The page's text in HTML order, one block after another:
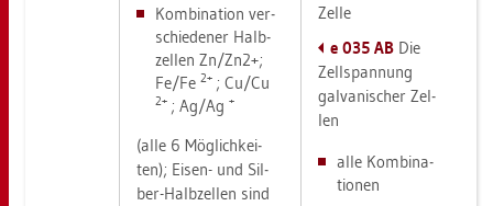
Kom­bi­na­ti­on ver­
schie­de­ner Halb­
zel­len Zn/Zn2+;
Fe/Fe 2+ ; Cu/Cu
2+ ; Ag/Ag +
(alle 6 Mög­lich­kei­
ten); Eisen- und Sil­
ber-Halb­zel­len sind
Zelle
e 035 AB Die
Zell­span­nung
gal­va­ni­scher Zel­
len
alle Kom­bi­na­
tio­nen